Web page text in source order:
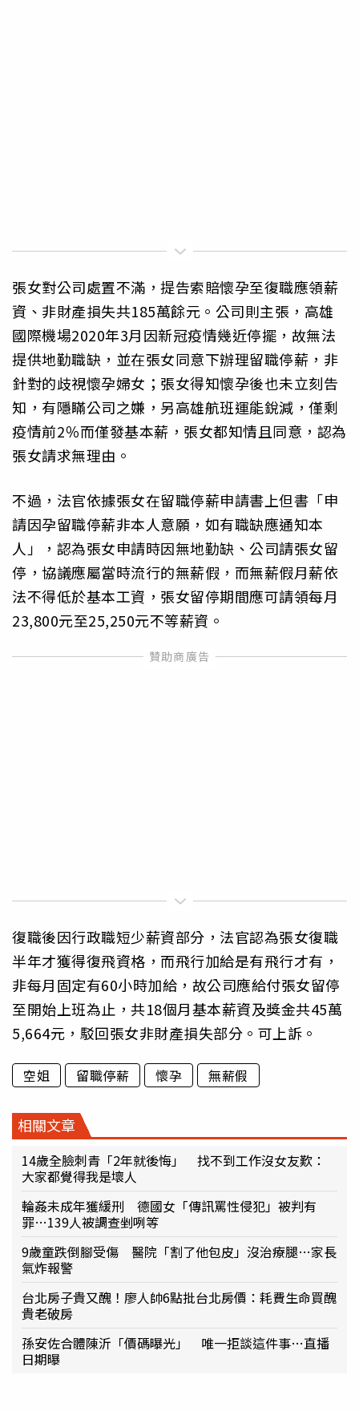
張女對公司處置不滿，提告索賠懷孕至復職應領薪
資、非財產損失共185萬餘元。公司則主張，高雄
國際機場2020年3月因新冠疫情幾近停擺，故無法
提供地勤職缺，並在張女同意下辦理留職停薪，非
針對的歧視懷孕婦女；張女得知懷孕後也未立刻告
知，有隱瞞公司之嫌，另高雄航班運能銳減，僅剩
疫情前2％而僅發基本薪，張女都知情且同意，認為
張女請求無理由。
不過，法官依據張女在留職停薪申請書上但書「申
請因孕留職停薪非本人意願，如有職缺應通知本
人」，認為張女申請時因無地勤缺、公司請張女留
停，協議應屬當時流行的無薪假，而無薪假月薪依
法不得低於基本工資，張女留停期間應可請領每月
23,800元至25,250元不等薪資。
復職後因行政職短少薪資部分，法官認為張女復職
半年才獲得復飛資格，而飛行加給是有飛行才有，
非每月固定有60小時加給，故公司應給付張女留停
至開始上班為止，共18個月基本薪資及獎金共45萬
5,664元，駁回張女非財產損失部分。可上訴。
空姐 留職停薪 懷孕 無薪假
相關文章
14歲全臉刺青「2年就後悔」 找不到工作沒女友歎：
大家都覺得我是壞人
輪姦未成年獲緩刑 德國女「傳訊罵性侵犯」被判有
罪…139人被調查剉咧等
9歲童跌倒腳受傷 醫院「割了他包皮」沒治療腿…家長
氣炸報警
台北房子貴又醜！廖人帥6點批台北房價：耗費生命買醜
貴老破房
孫安佐合體陳沂「價碼曝光」 唯一拒談這件事…直播
日期曝